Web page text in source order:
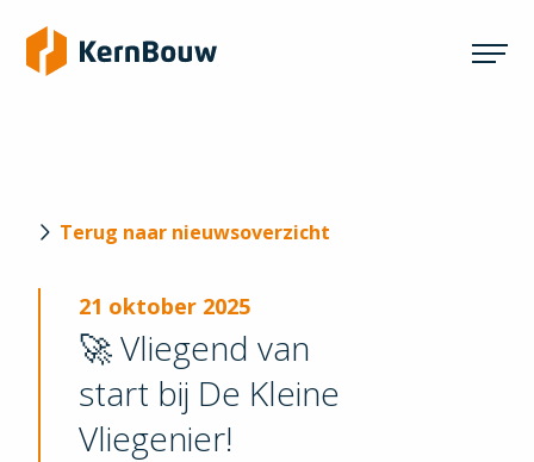
21 oktober 2025
🚀 Vliegend van
start bij De Kleine
Vliegenier!
Terug naar nieuwsoverzicht